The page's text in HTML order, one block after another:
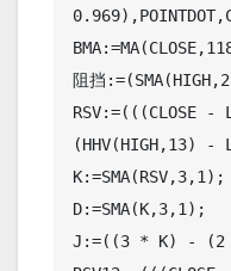
阻挡
RSV:=(((CLOSE -
(HHV(HIGH,13) -
K:=SMA(RSV,3,1);
D:=SMA(K,3,1);
J:=((3 * K) - (2